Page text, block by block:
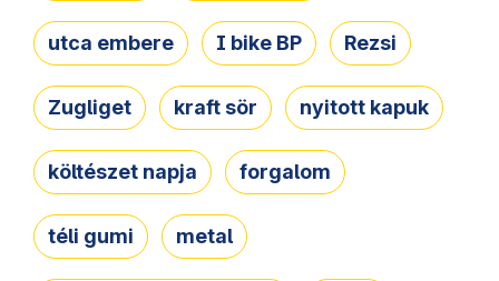
utca embere I bike BP Rezsi
Zugliget kraft sör nyitott kapuk
költészet napja forgalom
téli gumi metal